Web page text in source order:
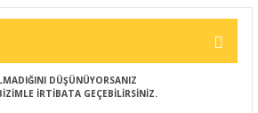
DÜŞÜNÜYORSANIZ
İRTİBATA GEÇEBİLİRSİNİZ.